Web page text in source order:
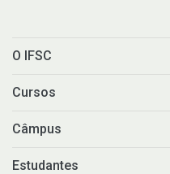
O IFSC
Cursos
Câmpus
Estudantes